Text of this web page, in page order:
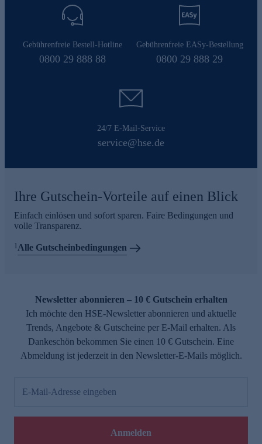
Gebührenfreie Bestell-Hotline
0800 29 888 88
Gebührenfreie EASy-Bestellung
0800 29 888 29
24/7 E-Mail-Service
service@hse.de
Ihre Gutschein-Vorteile auf einen Blick
Einfach einlösen und sofort sparen. Faire Bedingungen und
volle Transparenz.
1 Alle Gutscheinbedingungen
Newsletter abonnieren – 10 € Gutschein erhalten
Ich möchte den HSE-Newsletter abonnieren und aktuelle
Trends, Angebote & Gutscheine per E-Mail erhalten. Als
Dankeschön bekommen Sie einen 10 € Gutschein. Eine
Abmeldung ist jederzeit in den Newsletter-E-Mails möglich.
E-Mail-Adresse eingeben
Anmelden